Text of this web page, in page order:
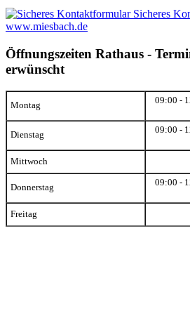
Sicheres
www.miesbach.de
Öffnungszeiten Rathaus -
erwünscht
Montag
09:00 -
Dienstag
09:00 -
Mittwoch
Donnerstag
09:00 -
Freitag